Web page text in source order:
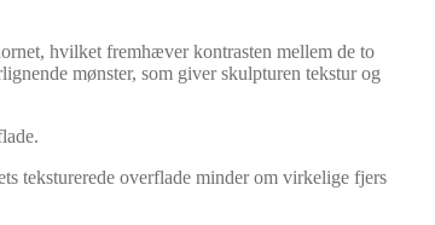
hvilket fremhæver kontrasten mellem de to
mønster, som giver skulpturen tekstur og
teksturerede overflade minder om virkelige fjers